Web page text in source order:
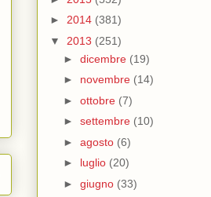
► 2014 (381)
▼ 2013 (251)
► dicembre (19)
► novembre (14)
► ottobre (7)
► settembre (10)
► agosto (6)
► luglio (20)
► giugno (33)